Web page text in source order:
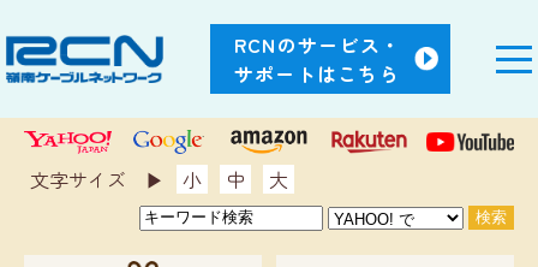
RCNのサービス・
サポートはこちら
文字サイズ ▶︎ 小 中 大